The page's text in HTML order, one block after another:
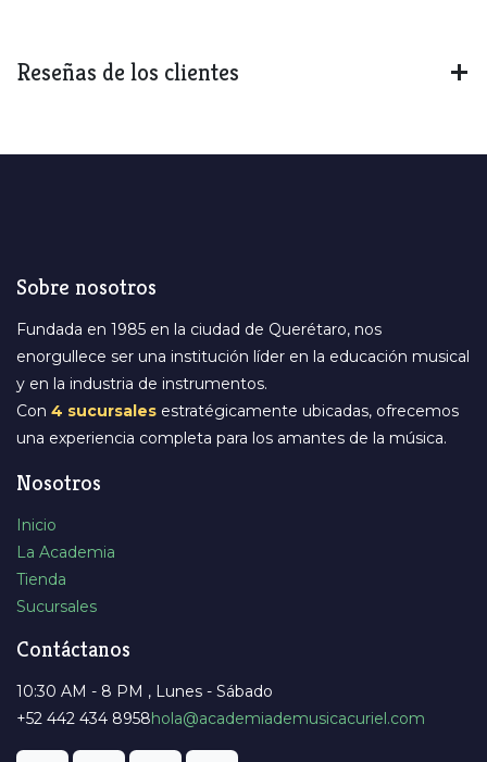
Reseñas de los clientes
Sobre nosotros
Fundada en 1985 en la ciudad de Querétaro, nos
enorgullece ser una institución líder en la educación musical
y en la industria de instrumentos.
Con 4 sucursales estratégicamente ubicadas, ofrecemos
una experiencia completa para los amantes de la música.
Nosotros
Inicio
La Academia
Tienda
Sucursales
Contáctanos
10:30 AM - 8 PM , Lunes - Sábado
+52 442 434 8958​hola@academiademusicacuriel.com